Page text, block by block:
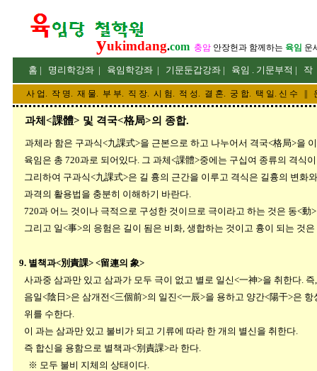
yukimdang.com 충암 안장헌과 함께하는 육임 운
홈 | 명리 학강좌 | 육임학강좌 | 기문둔갑강좌 | 육임 . 기문부적 | 작
사 업 . 작 명. 재 물. 부 부. 직 장. 시 험. 적 성. 결 혼. 궁 합. 택 일. 신 수
과체<課體> 및 격국<格局>의 종합.
과체라 함은 구과식<九課式>을 근본으로 하고 나누어서 격국<格局>을
육임은 총 720과로 되어있다. 그 과체<課體>중에는 구십여 종류의 격식
그리하여 구과식<九課式>은 길 흉의 근간을 이루고 격식은 길흉의 변화
과격의 활용법을 충분히 이해하기 바란다.
720과 어느 것이나 극적으로 구성한 것이므로 극이라고 하는 것은 동<動
그리고 일<事>의 응험은 길이 됨은 비화, 생합하는 것이고 흉이 되는 것
9. 별책과<別責課> <留連의 象>
사과중 삼과만 있고 삼과가 모두 극이 없고 별로 일신<一神>을 취한다.
음일<陰日>은 삼개전<三個前>의 일진<一辰>을 용하고 양간<陽干>은
위를 수한다.
이 과는 삼과만 있고 불비가 되고 기류에 따라 한 개의 별신을 취한다.
즉 합신을 용함으로 별책과<別責課>라 한다.
※ 모두 불비 지체의 상태이다.